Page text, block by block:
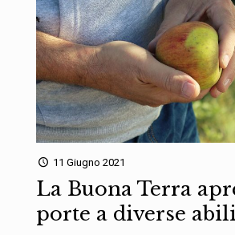
11 Giugno 2021
La Buona Terra
porte a diverse